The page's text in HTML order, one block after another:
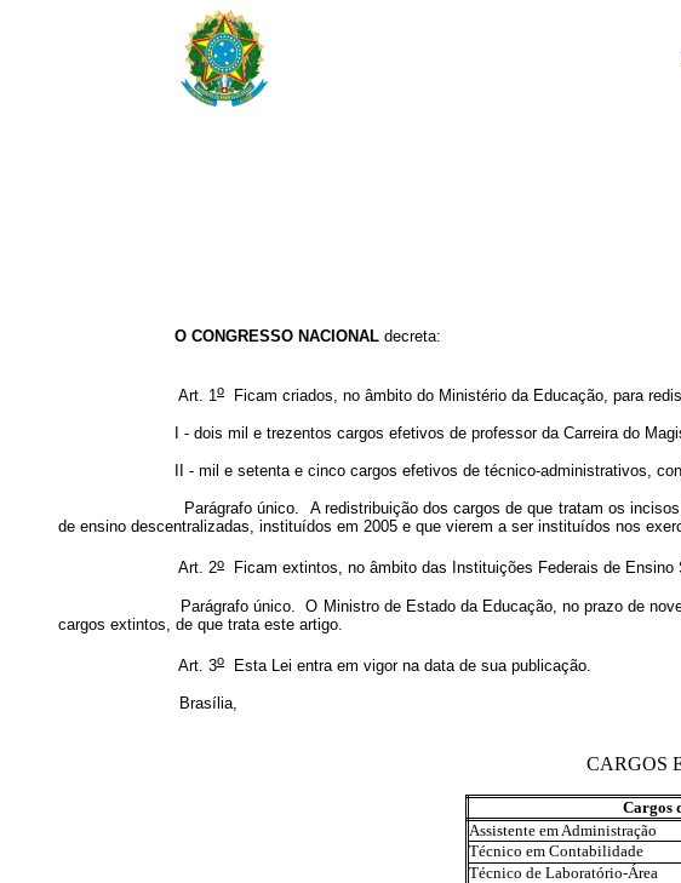
O CONGRESSO NACIONAL decreta:
Art. 1o Ficam criados, no âmbito do Ministério da Educação, para
I - dois mil e trezentos cargos efetivos de professor da Carreira do
II - mil e setenta e cinco cargos efetivos de técnico-administrativos,
Parágrafo único. A redistribuição dos cargos de que tratam os incisos I e II
de ensino descentralizadas, instituídos em 2005 e que vierem a ser instituídos nos
Art. 2o Ficam extintos, no âmbito das Instituições Federais de
Parágrafo único. O Ministro de Estado da Educação, no prazo de noventa
cargos extintos, de que trata este artigo.
Art. 3o Esta Lei entra em vigor na data de sua publicação.
Brasília,
CARGOS
Cargos
Assistente em Administração
Técnico em Contabilidade
Técnico de Laboratório-Área